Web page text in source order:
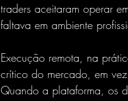
traders aceitaram operar
faltava em ambiente
Execução remota, na
crítico do mercado, em
Quando a plataforma, os